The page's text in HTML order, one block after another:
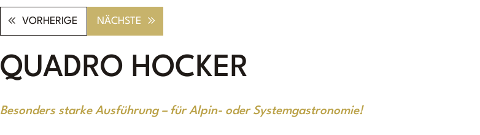
VORHERIGE NÄCHSTE
QUADRO HOCKER
Besonders starke Ausführung – für Alpin- oder Systemgastronomie!